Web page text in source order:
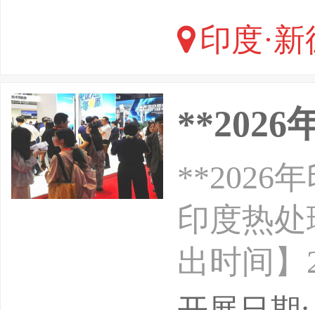
公司为
获得世
印度·新
**2026
**2026
印度热
出时间】